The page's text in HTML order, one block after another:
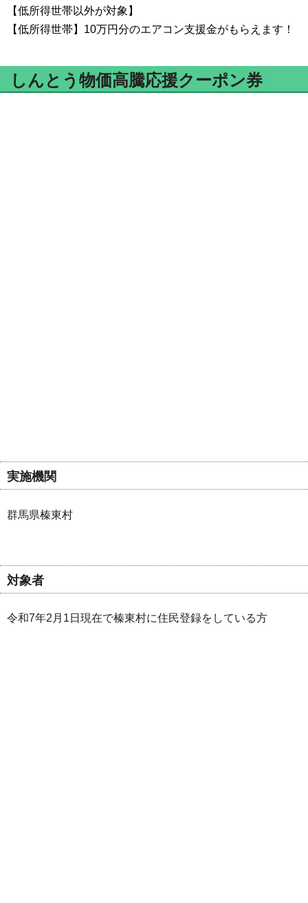
【低所得世帯以外が対象】
【低所得世帯】10万円分のエアコン支援金がもらえます！
しんとう物価高騰応援クーポン券
実施機関
群馬県榛東村
対象者
令和7年2月1日現在で榛東村に住民登録をしている方